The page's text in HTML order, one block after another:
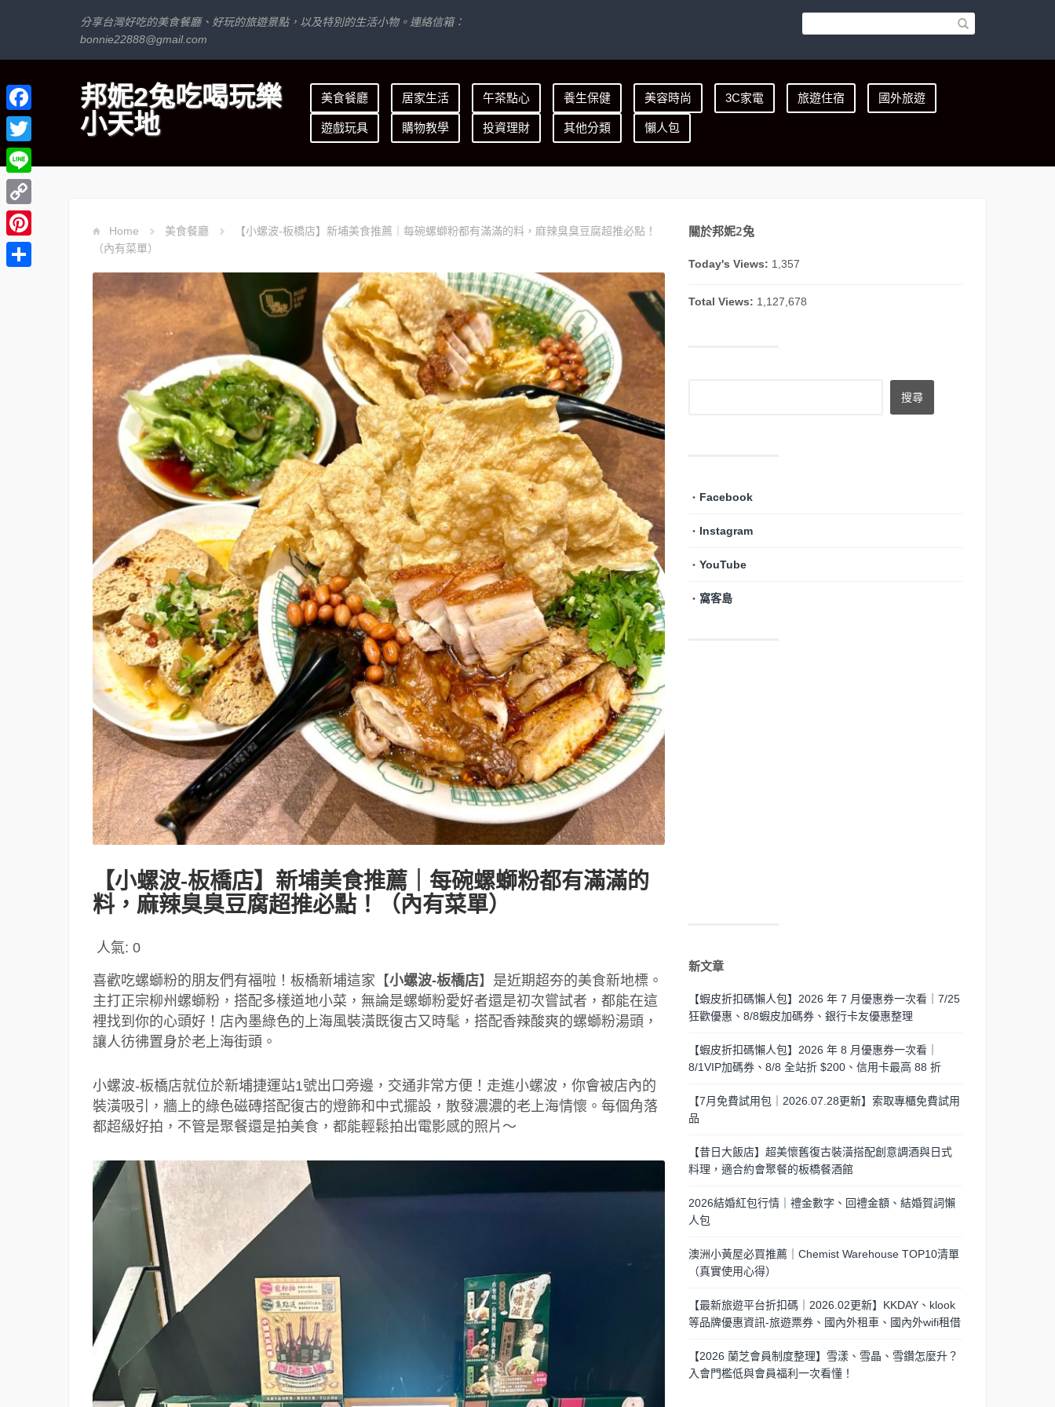
分享台灣好吃的美食餐廳、好玩的旅遊景點，以及特別的生活小物。連絡信箱：
bonnie22888@gmail.com
邦妮2兔吃喝玩樂
小天地
美食餐廳 居家生活 午茶點心 養生保健 美容時尚 3C家電 旅遊住宿 國外旅遊
遊戲玩具 購物教學 投資理財 其他分類 懶人包
Home 美食餐廳
【小螺波-板橋店】新埔美食推薦｜每碗螺螄粉都有滿滿的料，麻辣臭臭豆腐超推必點！
（內有菜單）
【小螺波-板橋店】新埔美食推薦｜每碗螺螄粉都有滿滿的
料，麻辣臭臭豆腐超推必點！（內有菜單）
人氣: 0
喜歡吃螺螄粉的朋友們有福啦！板橋新埔這家【小螺波-板橋店】是近期超夯的美食新地標。
主打正宗柳州螺螄粉，搭配多樣道地小菜，無論是螺螄粉愛好者還是初次嘗試者，都能在這
裡找到你的心頭好！店內墨綠色的上海風裝潢既復古又時髦，搭配香辣酸爽的螺螄粉湯頭，
讓人彷彿置身於老上海街頭。
小螺波-板橋店就位於新埔捷運站1號出口旁邊，交通非常方便！走進小螺波，你會被店內的
裝潢吸引，牆上的綠色磁磚搭配復古的燈飾和中式擺設，散發濃濃的老上海情懷。每個角落
都超級好拍，不管是聚餐還是拍美食，都能輕鬆拍出電影感的照片～
關於邦妮2兔
Today's Views: 1,357
Total Views: 1,127,678
・ Facebook
・ Instagram
・ YouTube
・ 窩客島
新文章
【蝦皮折扣碼懶人包】2026 年 7 月優惠券一次看｜7/25
狂歡優惠、8/8蝦皮加碼券、銀行卡友優惠整理
【蝦皮折扣碼懶人包】2026 年 8 月優惠券一次看｜
8/1VIP加碼券、8/8 全站折 $200、信用卡最高 88 折
【7月免費試用包｜2026.07.28更新】索取專櫃免費試用
品
【昔日大飯店】超美懷舊復古裝潢搭配創意調酒與日式
料理，適合約會聚餐的板橋餐酒館
2026結婚紅包行情｜禮金數字、回禮金額、結婚賀詞懶
人包
澳洲小黃屋必買推薦｜Chemist Warehouse TOP10清單
（真實使用心得）
【最新旅遊平台折扣碼｜2026.02更新】KKDAY、klook
等品牌優惠資訊-旅遊票券、國內外租車、國內外wifi租借
【2026 蘭芝會員制度整理】雪漾、雪晶、雪鑽怎麼升？
入會門檻低與會員福利一次看懂！
Facebook
Twitter
Line
Copy
Link
Pinterest